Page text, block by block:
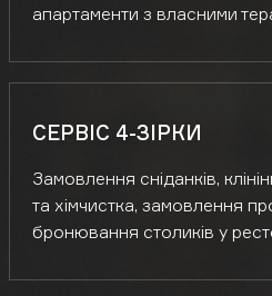
апартаменти з власними
СЕРВІС 4-ЗІРКИ
Замовлення сніданків,
та хімчистка, замовлення
бронювання столиків у